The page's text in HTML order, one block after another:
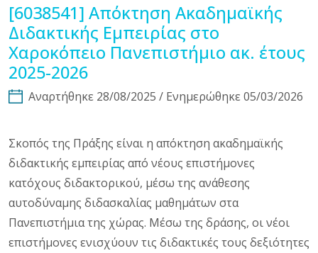
[6038541] Απόκτηση Ακαδημαϊκής
Διδακτικής Εμπειρίας στο
Χαροκόπειο Πανεπιστήμιο ακ. έτους
2025-2026
Αναρτήθηκε 28/08/2025 / Ενημερώθηκε 05/03/2026
Σκοπός της Πράξης είναι η απόκτηση ακαδημαϊκής
διδακτικής εμπειρίας από νέους επιστήμονες
κατόχους διδακτορικού, μέσω της ανάθεσης
αυτοδύναμης διδασκαλίας μαθημάτων στα
Πανεπιστήμια της χώρας. Μέσω της δράσης, οι νέοι
επιστήμονες ενισχύουν τις διδακτικές τους δεξιότητες